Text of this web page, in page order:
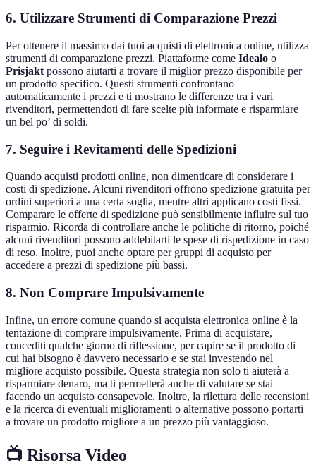
6. Utilizzare Strumenti di Comparazione Prezzi
Per ottenere il massimo dai tuoi acquisti di elettronica online, utilizza
strumenti di comparazione prezzi. Piattaforme come Idealo o
Prisjakt possono aiutarti a trovare il miglior prezzo disponibile per
un prodotto specifico. Questi strumenti confrontano
automaticamente i prezzi e ti mostrano le differenze tra i vari
rivenditori, permettendoti di fare scelte più informate e risparmiare
un bel po’ di soldi.
7. Seguire i Revitamenti delle Spedizioni
Quando acquisti prodotti online, non dimenticare di considerare i
costi di spedizione. Alcuni rivenditori offrono spedizione gratuita per
ordini superiori a una certa soglia, mentre altri applicano costi fissi.
Comparare le offerte di spedizione può sensibilmente influire sul tuo
risparmio. Ricorda di controllare anche le politiche di ritorno, poiché
alcuni rivenditori possono addebitarti le spese di rispedizione in caso
di reso. Inoltre, puoi anche optare per gruppi di acquisto per
accedere a prezzi di spedizione più bassi.
8. Non Comprare Impulsivamente
Infine, un errore comune quando si acquista elettronica online è la
tentazione di comprare impulsivamente. Prima di acquistare,
concediti qualche giorno di riflessione, per capire se il prodotto di
cui hai bisogno è davvero necessario e se stai investendo nel
migliore acquisto possibile. Questa strategia non solo ti aiuterà a
risparmiare denaro, ma ti permetterà anche di valutare se stai
facendo un acquisto consapevole. Inoltre, la rilettura delle recensioni
e la ricerca di eventuali miglioramenti o alternative possono portarti
a trovare un prodotto migliore a un prezzo più vantaggioso.
📺 Risorsa Video